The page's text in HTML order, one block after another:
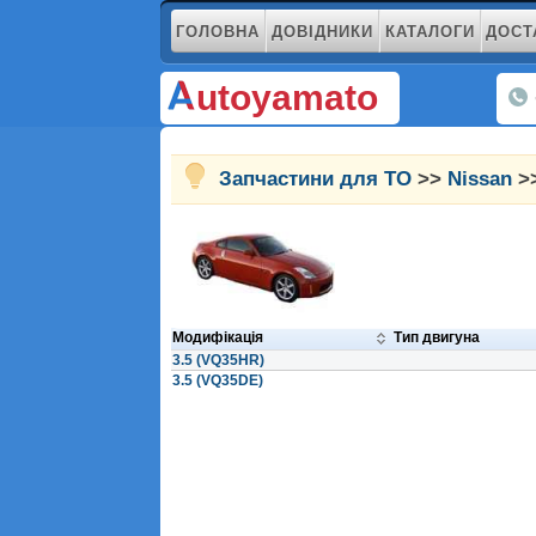
ГОЛОВНА ДОВІДНИКИ КАТАЛОГИ
utoyamato
Запчастини для ТО >> Nissan
Модифікація
Тип двигуна
3.5 (VQ35HR)
3.5 (VQ35DE)